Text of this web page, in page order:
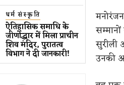
धर्म संस्कृति
ऐतिहासिक समाधि के
जीर्णोद्धार में मिला प्राचीन
शिव मंदिर, पुरातत्व
विभाग ने दी जानकारी!
सुरीली
उनकी